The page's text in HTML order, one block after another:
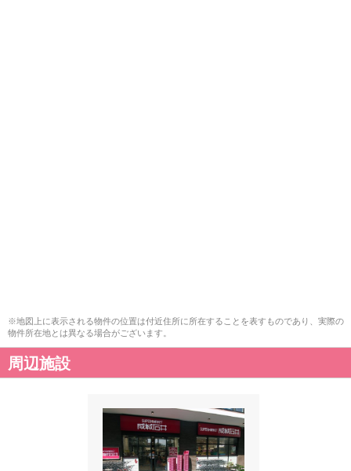
※地図上に表示される物件の位置は付近住所に所在することを表すものであり、実際の
物件所在地とは異なる場合がございます。
周辺施設